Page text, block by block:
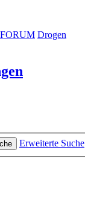
Drogen
Erweiterte Suche